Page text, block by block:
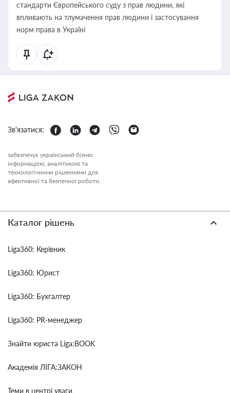
стандарти Європейського суду з прав людини, які
впливають на тлумачення прав людини і застосування
норм права в Україні
Зв'язатися:
забезпечує український бізнес
інформацією, аналітикою та
технологічними рішеннями для
ефективної та безпечної роботи.
Каталог рішень
Liga360: Керівник
Liga360: Юрист
Liga360: Бухгалтер
Liga360: PR-менеджер
Знайти юриста Liga:BOOK
Академія ЛІГА:ЗАКОН
Теми в центрі уваги